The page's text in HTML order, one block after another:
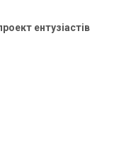
ентузіастів